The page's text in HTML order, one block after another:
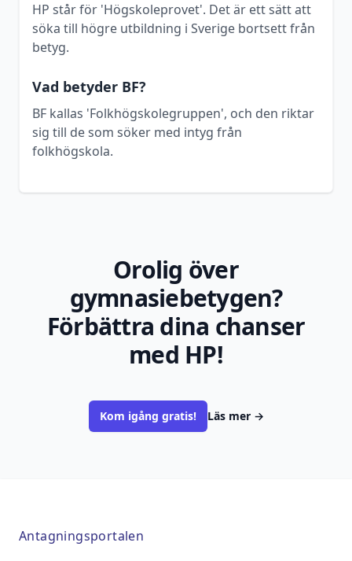
HP står för 'Högskoleprovet'. Det är ett sätt att
söka till högre utbildning i Sverige bortsett från
betyg.
Vad betyder BF?
BF kallas 'Folkhögskolegruppen', och den riktar
sig till de som söker med intyg från
folkhögskola.
Orolig över
gymnasiebetygen?
Förbättra dina chanser
med HP!
Kom igång gratis! Läs mer →
Antagningsportalen